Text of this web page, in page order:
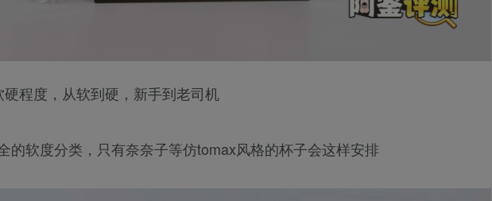
程度，从软到硬，新手到老司机
的软度分类，只有奈奈子等仿tomax风格的杯子会这样安排